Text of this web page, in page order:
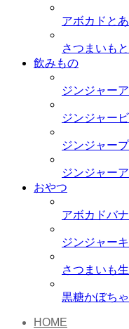
アボカドと
さつまいも
飲みもの
ジンジャー
ジンジャー
ジンジャー
ジンジャー
おやつ
アボカドバ
ジンジャー
さつまいも
黒糖かぼち
HOME